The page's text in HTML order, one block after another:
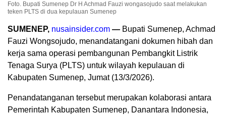
Foto. Bupati Sumenep Dr H Achmad Fauzi wongasojudo saat melakukan
teken PLTS di dua kepulauan Sumenep
SUMENEP, nusainsider.com — Bupati Sumenep, Achmad
Fauzi Wongsojudo, menandatangani dokumen hibah dan
kerja sama operasi pembangunan Pembangkit Listrik
Tenaga Surya (PLTS) untuk wilayah kepulauan di
Kabupaten Sumenep, Jumat (13/3/2026).
Penandatanganan tersebut merupakan kolaborasi antara
Pemerintah Kabupaten Sumenep, Danantara Indonesia,